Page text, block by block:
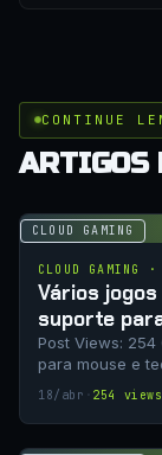
CONTINUE
ARTIGOS
CLOUD GAMING
CLOUD GAMING
Vários
suporte
Post Views:
para mouse e
18/abr · 254 views